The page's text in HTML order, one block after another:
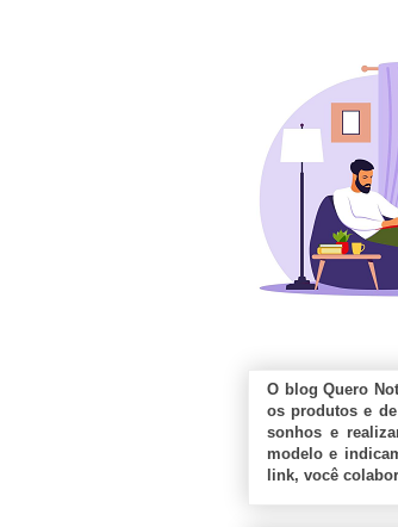
O blog Quero
os produtos e
sonhos e
modelo e
link, você